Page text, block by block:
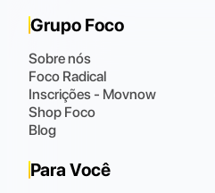
Grupo Foco
Sobre nós
Foco Radical
Inscrições - Movnow
Shop Foco
Blog
Para Você